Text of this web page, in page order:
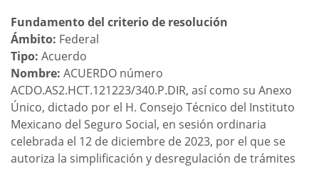
Fundamento del criterio de resolución
Ámbito: Federal
Tipo: Acuerdo
Nombre: ACUERDO número
ACDO.AS2.HCT.121223/340.P.DIR, así como su Anexo
Único, dictado por el H. Consejo Técnico del Instituto
Mexicano del Seguro Social, en sesión ordinaria
celebrada el 12 de diciembre de 2023, por el que se
autoriza la simplificación y desregulación de trámites